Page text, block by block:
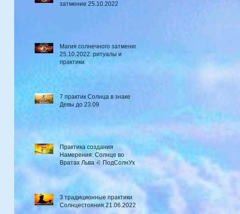
затмение​ 25.10.2022
Магия солнечного затмения
25.10.2022: ритуалы и
практики
7 практик Солнца в знаке
Девы до 23.09
Практика создания
Намерения: Солнце во
Вратах Льва ♌ ПодСолнУх
3 традиционные практики
Солнцестояния 21.06.2022